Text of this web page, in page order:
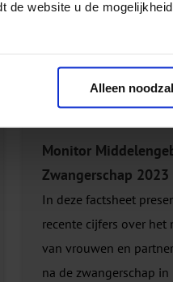
de website u de
Alleen
Monitor
Zwangerschap 2023
In deze factsheet
recente cijfers over
van vrouwen en
na de zwangerschap in